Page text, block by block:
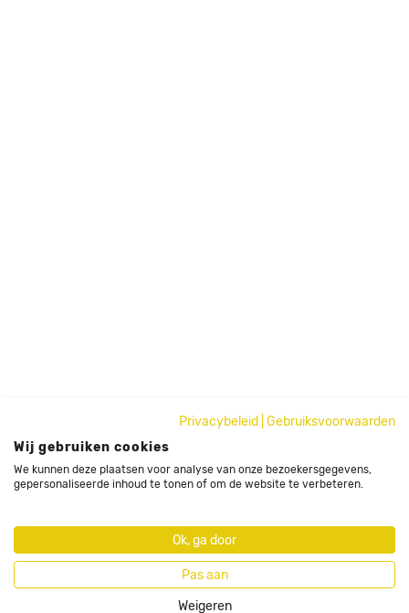
Privacybeleid
Gebruiksvoorwaarden
Wij gebruiken cookies
We kunnen deze plaatsen voor analyse van onze bezoekersgegevens,
gepersonaliseerde inhoud te tonen of om de website te verbeteren.
Ok, ga door
Pas aan
Weigeren